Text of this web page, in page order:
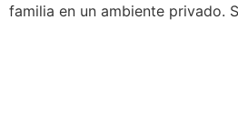
familia en un ambiente privado.